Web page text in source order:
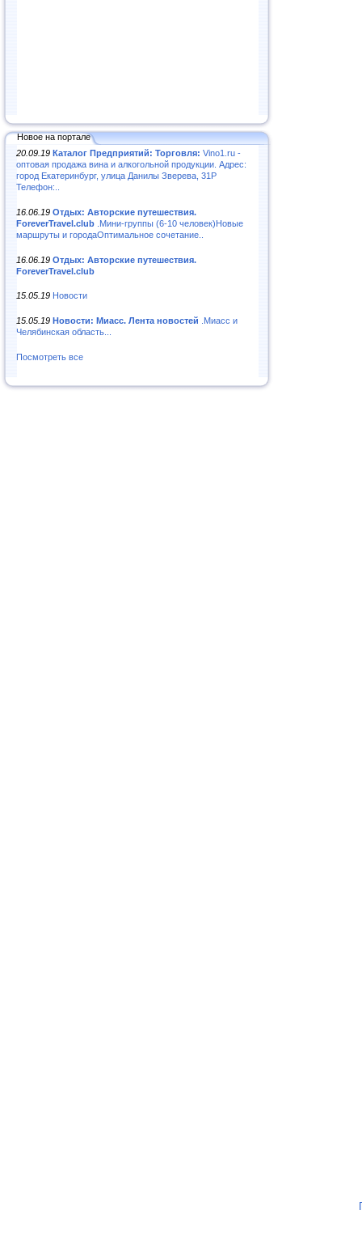
Новое на портале
20.09.19 Каталог Предприятий: Торговля: Vino1.ru -
оптовая продажа вина и алкогольной продукции. Адрес:
город Екатеринбург, улица Данилы Зверева, 31Р
Телефон:..
16.06.19 Отдых: Авторские путешествия.
ForeverTravel.club .Мини-группы (6-10 человек)Новые
маршруты и городаОптимальное сочетание..
16.06.19 Отдых: Авторские путешествия.
ForeverTravel.club
15.05.19 Новости
15.05.19 Новости: Миасс. Лента новостей .Миасс и
Челябинская область...
Посмотреть все